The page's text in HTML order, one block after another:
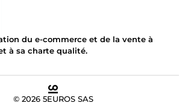
du e-commerce et de la vente à
à sa charte qualité.
© 2026 5EUROS SAS